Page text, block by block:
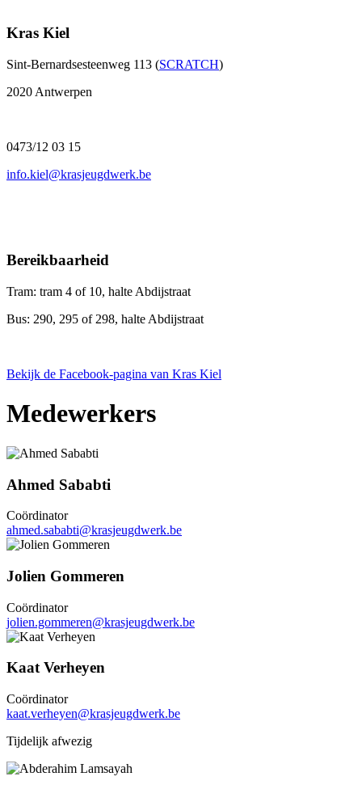
Kras Kiel
Sint-Bernardsesteenweg 113 (SCRATCH)
2020 Antwerpen
0473/12 03 15
info.kiel@krasjeugdwerk.be
Bereikbaarheid
Tram: tram 4 of 10, halte Abdijstraat
Bus: 290, 295 of 298, halte Abdijstraat
Bekijk de Facebook-pagina van Kras Kiel
Medewerkers
Ahmed Sababti
Coördinator
ahmed.sababti@krasjeugdwerk.be
Jolien Gommeren
Coördinator
jolien.gommeren@krasjeugdwerk.be
Kaat Verheyen
Coördinator
kaat.verheyen@krasjeugdwerk.be
Tijdelijk afwezig